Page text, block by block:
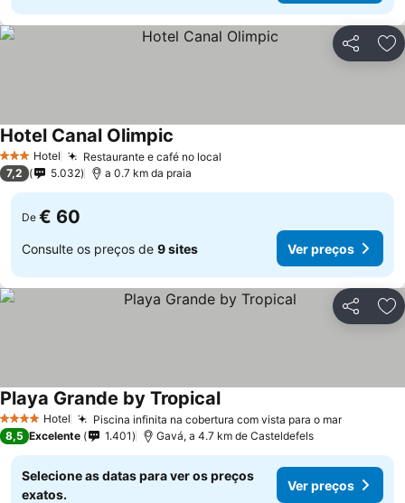
Partilhar
3 EstrelasHotel Restaurante e café no local
Hotel Canal Olimpic
7,2 5.032 a 0.7 km da praia
De € 60
Consulte os preços de 9 sites Ver preços
Partilhar
4 EstrelasHotel Piscina infinita na cobertura com vista para o marVer
Playa Grande by TropicalVer preços
8,5 Excelente 1.401 Gavá, a 4.7 km de Casteldefels
Selecione as datas para ver os preços
exatos.
Ver preços